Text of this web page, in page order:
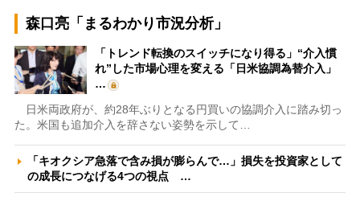
森口亮「まるわかり市況分析」
「トレンド転換のスイッチになり得る」“介入慣
れ”した市場心理を変える「日米協調為替介入」
…
日米両政府が、約28年ぶりとなる円買いの協調介入に踏み切っ
た。米国も追加介入を辞さない姿勢を示して…
「キオクシア急落で含み損が膨らんで…」損失を投資家として
の成長につなげる4つの視点 …